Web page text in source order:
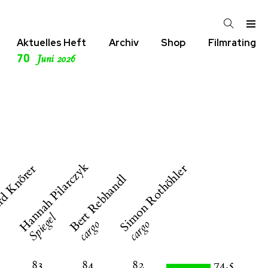
Aktuelles Heft
70 Juni 2026
Archiv Shop Filmrating
Hannah Pilarczyk
Spiegel Bert Rebhandl
cargo Simon Rothöhler
cargo
83 84 82 74,5